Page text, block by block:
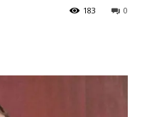
0
183